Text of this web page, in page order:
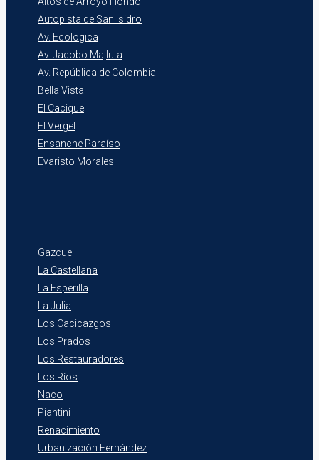
Autopista de San Isidro
Av. Ecologica
Av. Jacobo Majluta
Av. República de Colombia
Bella Vista
El Cacique
El Vergel
Ensanche Paraíso
Evaristo Morales
Gazcue
La Castellana
La Esperilla
La Julia
Los Cacicazgos
Los Prados
Los Restauradores
Los Ríos
Naco
Piantini
Renacimiento
Urbanización Fernández